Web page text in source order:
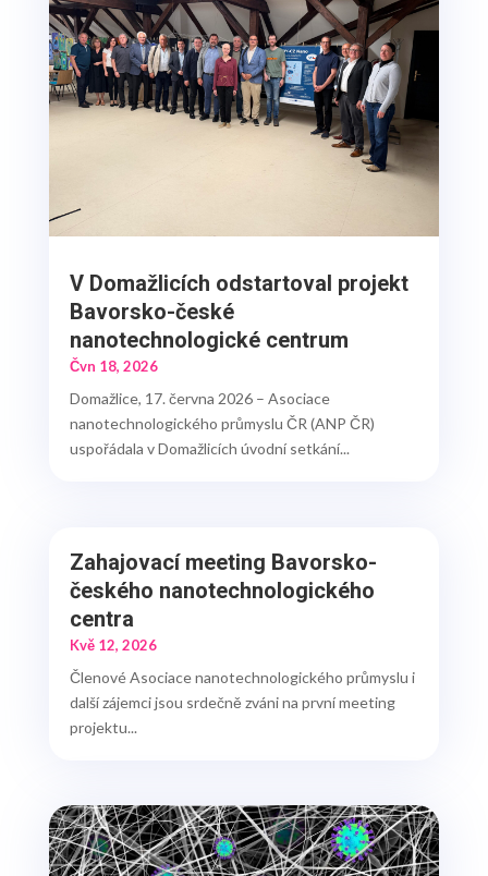
V Domažlicích odstartoval projekt
Bavorsko-české
nanotechnologické centrum
Čvn 18, 2026
Domažlice, 17. června 2026 – Asociace
nanotechnologického průmyslu ČR (ANP ČR)
uspořádala v Domažlicích úvodní setkání...
Zahajovací meeting Bavorsko-
českého nanotechnologického
centra
Kvě 12, 2026
Členové Asociace nanotechnologického průmyslu i
další zájemci jsou srdečně zváni na první meeting
projektu...